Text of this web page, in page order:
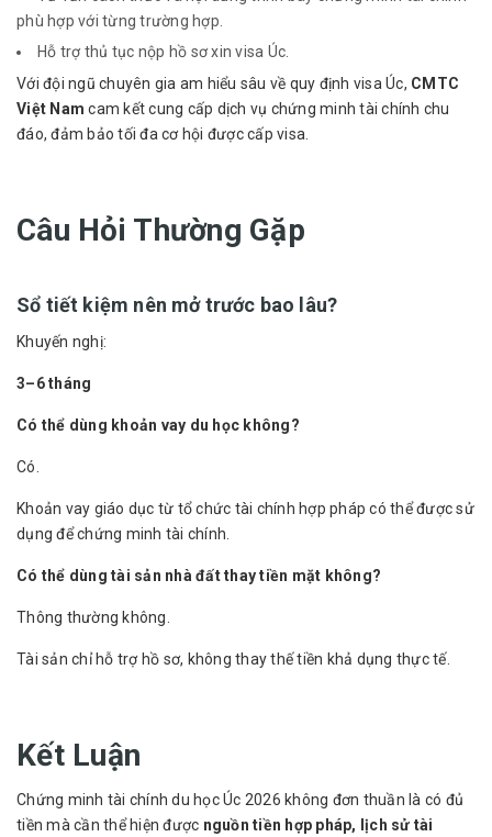
phù hợp với từng trường hợp.
Hỗ trợ thủ tục nộp hồ sơ xin visa Úc.
Với đội ngũ chuyên gia am hiểu sâu về quy định visa Úc, CMTC
Việt Nam cam kết cung cấp dịch vụ chứng minh tài chính chu
đáo, đảm bảo tối đa cơ hội được cấp visa.
Câu Hỏi Thường Gặp
Sổ tiết kiệm nên mở trước bao lâu?
Khuyến nghị:
3–6 tháng
Có thể dùng khoản vay du học không?
Có.
Khoản vay giáo dục từ tổ chức tài chính hợp pháp có thể được sử
dụng để chứng minh tài chính.
Có thể dùng tài sản nhà đất thay tiền mặt không?
Thông thường không.
Tài sản chỉ hỗ trợ hồ sơ, không thay thế tiền khả dụng thực tế.
Kết Luận
Chứng minh tài chính du học Úc 2026 không đơn thuần là có đủ
tiền mà cần thể hiện được nguồn tiền hợp pháp, lịch sử tài